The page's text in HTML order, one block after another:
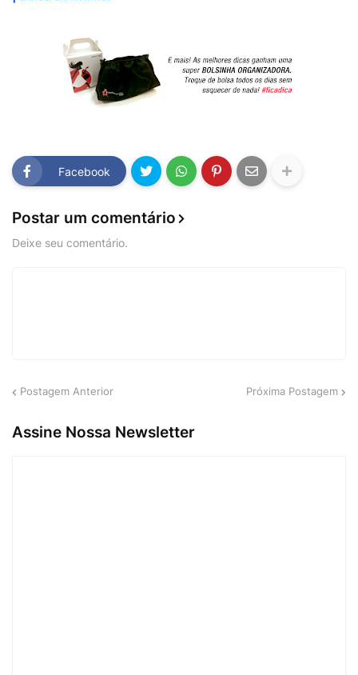
Facebook
Postar um comentário
Deixe seu comentário.
Postagem Anterior Próxima Postagem
Assine Nossa Newsletter